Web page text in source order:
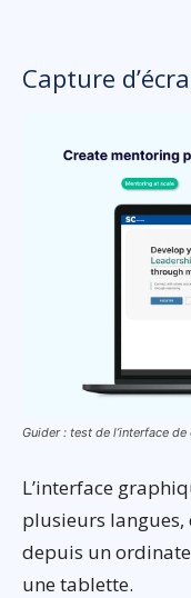
Capture
Guider : test de l’interface
L’interface
plusieurs langues,
depuis un
une tablette.